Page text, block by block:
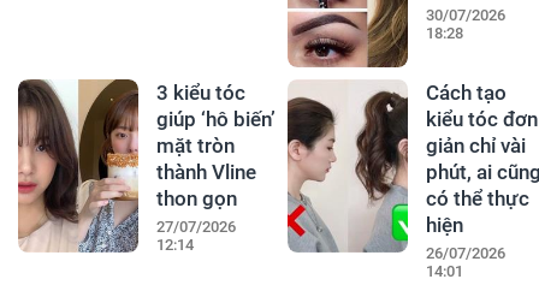
30/07/2026
18:28
3 kiểu tóc
giúp ‘hô biến’
mặt tròn
thành Vline
thon gọn
27/07/2026
12:14
Cách tạo
kiểu tóc đơn
giản chỉ vài
phút, ai
có thể thực
hiện
26/07/2026
14:01